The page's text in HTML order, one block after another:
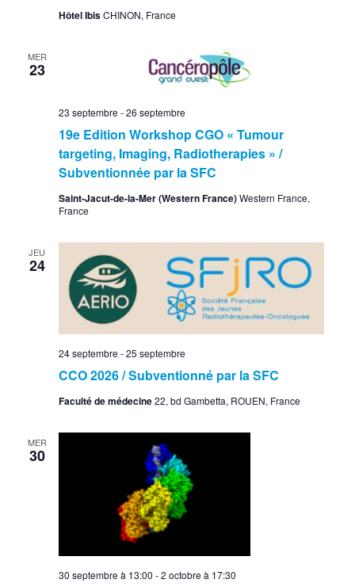
Hôtel IbisCHINON, France
MER
23
19e Edition Workshop CGO « Tumour
targeting, Imaging, Radiotherapies » /
Subventionnée par la SFC
23 septembre -26 septembre
Saint-Jacut-de-la-Mer (Western France)Western France,
France
JEU
24
CCO 2026 / Subventionné par la SFC
24 septembre -25 septembre
Faculté de médecine22, bd Gambetta, ROUEN, France
MER
30
30 septembre à 13:00 -2 octobre à 17:30